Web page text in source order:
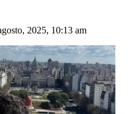
2025, 10:13 am